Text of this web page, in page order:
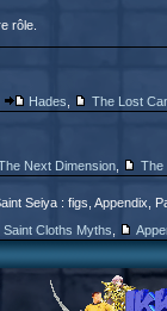
rôle.
Hades The Lost
Next Dimension, The
Seiya : figs, Appendix,
Saint Cloths Myths